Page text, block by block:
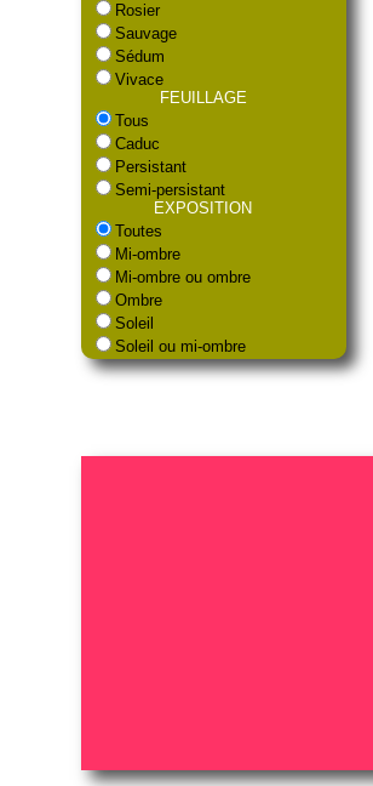
Rosier
Sauvage
Sédum
Vivace
FEUILLAGE
Tous
Caduc
Persistant
Semi-persistant
EXPOSITION
Toutes
Mi-ombre
Mi-ombre ou ombre
Ombre
Soleil
Soleil ou mi-ombre